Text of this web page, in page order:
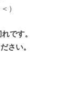
）
です。
さい。